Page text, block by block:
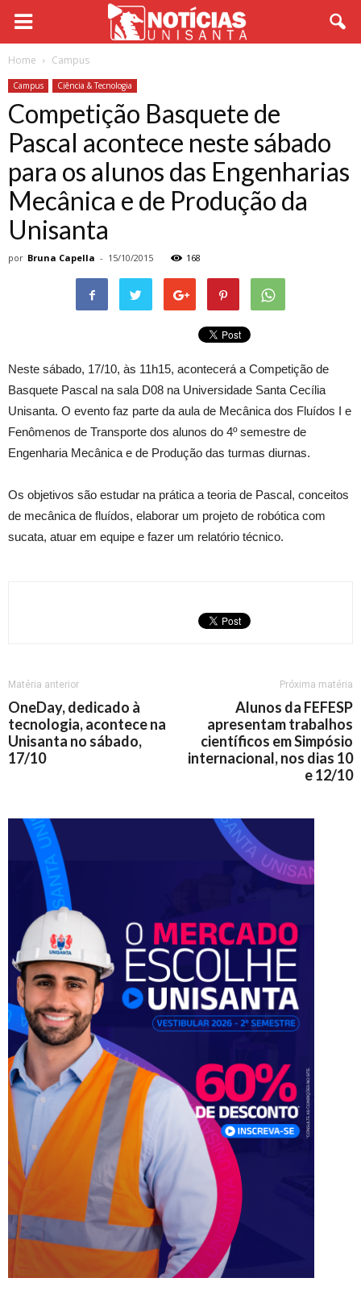
Home Campus
Campus Ciência & Tecnologia
Competição Basquete de
Pascal acontece neste sábado
para os alunos das Engenharias
Mecânica e de Produção da
Unisanta
por Bruna Capella - 15/10/2015 168
Neste sábado, 17/10, às 11h15, acontecerá a Competição de
Basquete Pascal na sala D08 na Universidade Santa Cecília
Unisanta. O evento faz parte da aula de Mecânica dos Fluídos I e
Fenômenos de Transporte dos alunos do 4º semestre de
Engenharia Mecânica e de Produção das turmas diurnas.
Os objetivos são estudar na prática a teoria de Pascal, conceitos
de mecânica de fluídos, elaborar um projeto de robótica com
sucata, atuar em equipe e fazer um relatório técnico.
Matéria anterior
OneDay, dedicado à
tecnologia, acontece na
Unisanta no sábado,
17/10
Próxima matéria
Alunos da FEFESP
apresentam trabalhos
científicos em Simpósio
internacional, nos dias 10
e 12/10